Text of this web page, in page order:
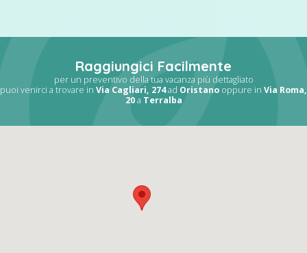
Raggiungici Facilmente
per un preventivo della tua vacanza più dettagliato
puoi venirci a trovare in Via Cagliari, 274ad Oristano oppure in Via Roma,
20a Terralba